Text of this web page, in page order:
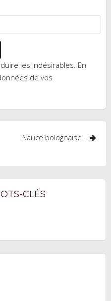
les indésirables. En
de vos
Sauce bolognaise ..
CLÉS